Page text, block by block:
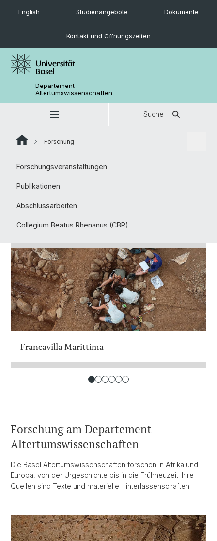
English Studienangebote Dokumente
Kontakt und Öffnungszeiten
Departement
Altertumswissenschaften
Suche
Forschung
Forschungsveranstaltungen
Publikationen
Abschlussarbeiten
Collegium Beatus Rhenanus (CBR)
Francavilla Marittima
Forschung am Departement
Altertumswissenschaften
Die Basel Altertumswissenschaften forschen in Afrika und
Europa, von der Urgeschichte bis in die Frühneuzeit. Ihre
Quellen sind Texte und materielle Hinterlassenschaften.